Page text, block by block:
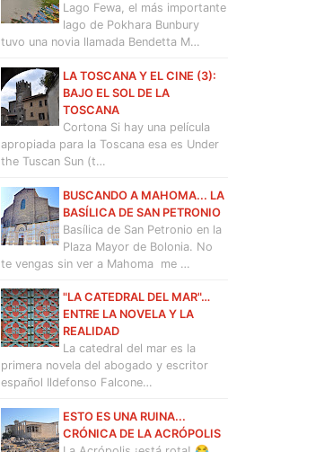
Lago Fewa, el más importante
lago de Pokhara Bunbury
tuvo una novia llamada Bendetta M…
LA TOSCANA Y EL CINE (3):
BAJO EL SOL DE LA
TOSCANA
Cortona Si hay una película
apropiada para la Toscana esa es Under
the Tuscan Sun (t…
BUSCANDO A MAHOMA... LA
BASÍLICA DE SAN PETRONIO
Basílica de San Petronio en la
Plaza Mayor de Bolonia. No
te vengas sin ver a Mahoma me …
"LA CATEDRAL DEL MAR"…
ENTRE LA NOVELA Y LA
REALIDAD
La catedral del mar es la
primera novela del abogado y escritor
español Ildefonso Falcone…
ESTO ES UNA RUINA...
CRÓNICA DE LA ACRÓPOLIS